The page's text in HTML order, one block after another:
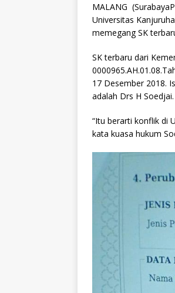
MALANG
Universitas
memegang SK
SK terbaru dari
17 Desember 2018.
adalah Drs H Soedjai.
“Itu berarti konflik di
kata kuasa hukum